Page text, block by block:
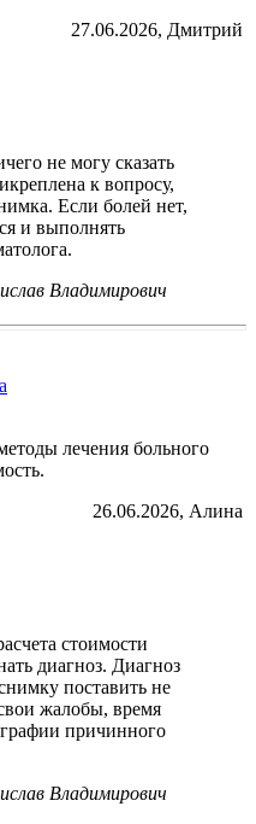
27.06.2026, Дмитрий
не могу сказать
к вопросу,
Если болей нет,
и выполнять
Владимирович
лечения больного
26.06.2026, Алина
стоимости
диагноз. Диагноз
поставить не
жалобы, время
причинного
Владимирович